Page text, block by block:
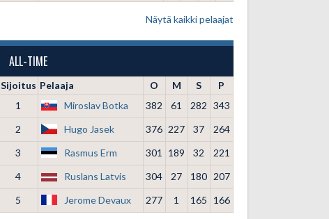
Näytä kaikki pelaajat
ALL-TIME
Sijoitus Pelaaja O M S
P
1
Miroslav Botka 382 61 282 343
2
Hugo Jasek 376 227 37
264
3
Rasmus Erm 301 189 32
221
4
Ruslans Latvis 304 27 180 207
5
Jerome Devaux 277 1 165 166